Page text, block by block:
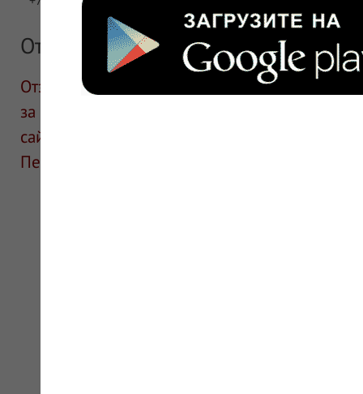
Отзывы
Отзывы размещают посетители сайта.
за информацию в отзывах. Описание
сайте для ознакомления и не является
Перед применением необходима